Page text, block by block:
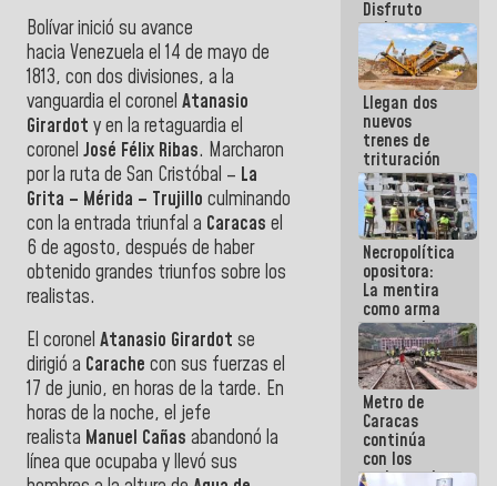
Bolívar inició su avance
hacia Venezuela el 14 de mayo de
1813, con dos divisiones, a la
vanguardia el coronel Atanasio
Girardot y en la retaguardia el
coronel José Félix Ribas. Marcharon
por la ruta de San Cristóbal – La
Grita – Mérida – Trujillo culminando
con la entrada triunfal a Caracas el
6 de agosto, después de haber
obtenido grandes triunfos sobre los
realistas.
El coronel Atanasio Girardot se
dirigió a Carache con sus fuerzas el
17 de junio, en horas de la tarde. En
horas de la noche, el jefe
realista Manuel Cañas abandonó la
línea que ocupaba y llevó sus
Disfruto
cada vez
que escribes
porque lo
que haces
es
embarrarla
Llegan dos
nuevos
trenes de
trituración
para
optimizar
manejo de
escombros
en La Guaira
Necropolítica
opositora:
La mentira
como arma
contra el
Pueblo
Metro de
Caracas
continúa
con los
trabajos de